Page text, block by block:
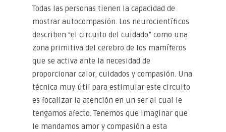
Todas las personas tienen la capacidad de
mostrar autocompasión. Los neurocientíficos
describen “el circuito del cuidado” como una
zona primitiva del cerebro de los mamíferos
que se activa ante la necesidad de
proporcionar calor, cuidados y compasión. Una
técnica muy útil para estimular este circuito
es focalizar la atención en un ser al cual le
tengamos afecto. Tenemos que imaginar que
le mandamos amor y compasión a esta